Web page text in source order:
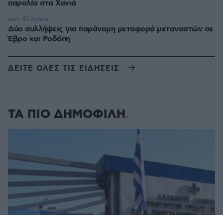
παραλία στα Χανιά
Δύο συλλήψεις για παράνομη μεταφορά μεταναστών σε
Έβρο και Ροδόπη
πριν 45 λεπτά
ΔΕΙΤΕ ΟΛΕΣ ΤΙΣ ΕΙΔΗΣΕΙΣ
ΤΑ ΠΙΟ ΔΗΜΟΦΙΛΗ